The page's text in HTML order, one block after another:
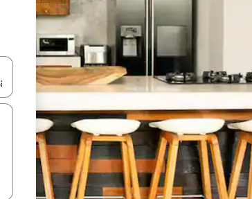
ನ್ಯಾವಿಗೇಟ್ ಮಾಡಿ ಅಥವಾ ಸ್ಪರ್ಶ ಅಥವಾ ಸ್ವೈಪ್ ಗೆಸ್ಚರ್‌ಗಳ